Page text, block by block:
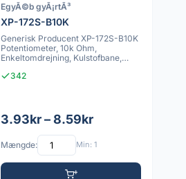
EgyÃ©b gyÃ¡rtÃ³
XP-172S-B10K
Generisk Producent XP-172S-B10K
Potentiometer, 10k Ohm,
Enkeltomdrejning, Kulstofbane,
342
3.93kr – 8.59kr
Mængde: Min: 1